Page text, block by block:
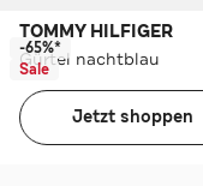
TOMMY HILFIGER
Gürtel nachtblau
-65%*
Sale
Jetzt shoppen